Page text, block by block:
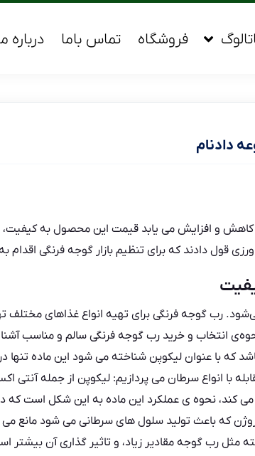
فروشگاه تماس باما درباره
دادنام
و افزایش می یابد قیمت این محصول به کیفیت،
قول دادند که برای تنظیم بازار گوجه فرنگی اقدام
رب گوجه فرنگی برای تهیه انواع غذاهای مختلف
انتخاب و خرید رب گوجه فرنگی سالم و مناسب
که با عنوان لیکوپن شناخته می شود این ماده تنها
با انواع سرطان می پردازیم: لیکوپن از جمله آنتی
کند‌، نحوه ی عملکرد این ماده به این شکل است که
که باعث تولید سلول های سرطانی می شود مانع می
رب گوجه مقادیر زیاد،‌‌ و تاثیر گذاری آن بیشتر